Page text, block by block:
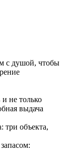
с душой, чтобы